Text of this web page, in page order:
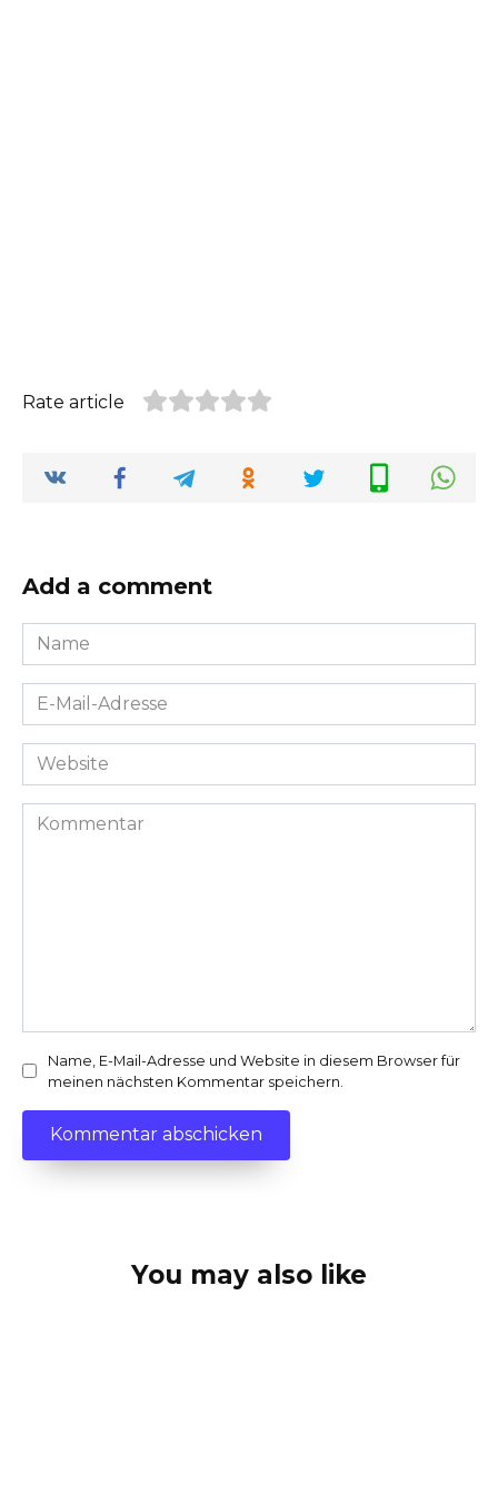
Rate article
Add a comment
Name
*
E-
Mail-
Adresse
Website
Kommentar
Name, E-Mail-Adresse und Website in diesem Browser für
meinen nächsten Kommentar speichern.
You may also like